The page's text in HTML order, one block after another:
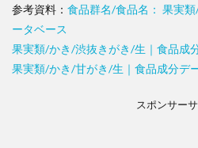
参考資料： 食品群名/食品名： 果実
ータベース
果実類/かき/渋抜きがき/生｜食品成
果実類/かき/甘がき/生｜食品成分デ
スポンサー